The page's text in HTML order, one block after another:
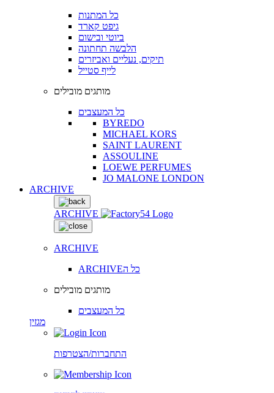
כל המתנות
גיפט קארד
ביוטי ובישום
הלבשה תחתונה
תיקים, נעליים ואביזרים
לייף סטייל
מותגים מובילים
כל המעצבים
BYREDO
MICHAEL KORS
SAINT LAURENT
ASSOULINE
LOEWE PERFUMES
JO MALONE LONDON
ARCHIVE
ARCHIVE
ARCHIVE
ARCHIVEכל ה
מותגים מובילים
כל המעצבים
מגזין
התחברות/הצטרפות